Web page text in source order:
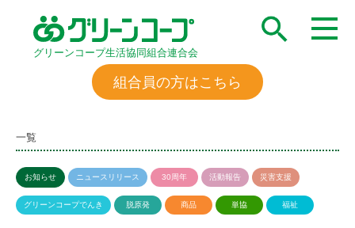
グリーンコープ生活協同組合連合会
組合員の方はこちら
一覧
お知らせ ニュースリリース 30周年 活動報告 災害支援
グリーンコープでんき 脱原発 商品 単協 福祉